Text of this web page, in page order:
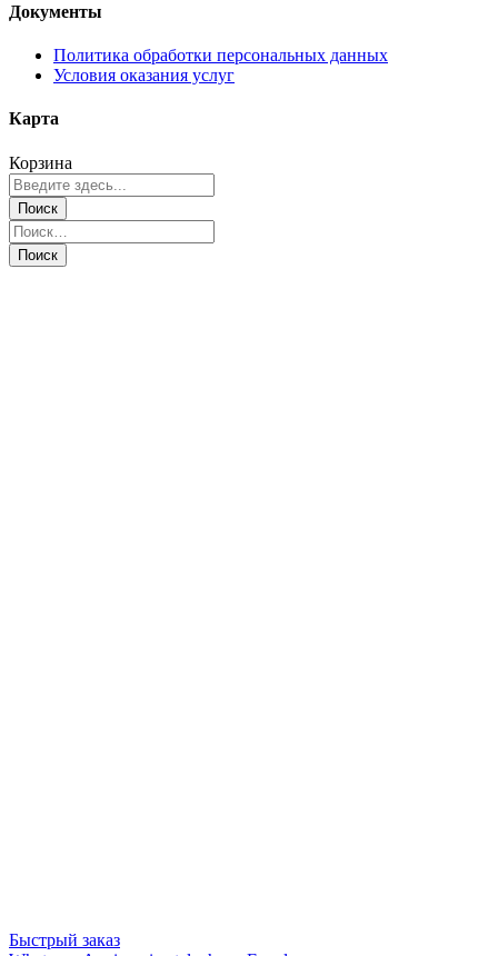
Документы
Политика обработки персональных данных
Условия оказания услуг
Карта
Корзина
Быстрый заказ